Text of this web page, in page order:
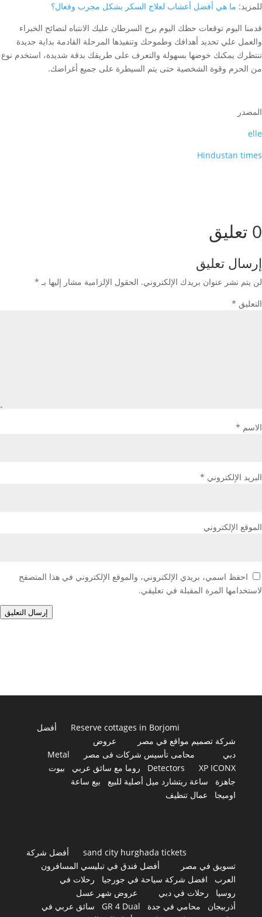
للمزيد: ما هي أفضل أعشاب لعلاج السكر بشكل مجرب وفعال؟
قدمنا اليوم توقعات حظك اليوم برج السرطان عليك الانتباه لنصائح الخبراء
والعمل علي تحديد أهدافك وطموحك وتنفيذها المرحلة القادمة بداية جديدة
تنتظرك يمكنك خوضها بسهولة والتعرف على طريقك بدقة شديدة، استخدم نوع
من الحزم وقوة الشخصية حتى يتم السيطرة على جميع أغراضك.
المصدر
elle
Hindustan times
0 تعليق
إرسال تعليق
لن يتم نشر عنوان بريدك الإلكتروني. الحقول الإلزامية مشار إليها بـ *
التعليق *
الاسم *
البريد الإلكتروني *
الموقع الإلكتروني
احفظ اسمي، بريدي الإلكتروني، والموقع الإلكتروني في هذا المتصفح
لاستخدامها المرة المقبلة في تعليقي.
إرسال التعليق
Reserve cottages in Borjomi
أفضل
شركة تصميم مواقع في مصر
عروض
دبي
محامى تأسيس شركات فى مصر
Metal
Detectors
XP ICONX روما مع سائق عربي
بيوت
جاهزة
ساعة ريتشارد ميل أصلية للبيع
بيع ساعة
اوميجا
عمال تنظيف
sand city hurghada tickets
أفضل شركة
تسويق في مصر
أفضل فندق في تبليسي المسافرون
العرب
افضل شركة سياحة في جورجيا
رحلات في
روسيا
رحلات في دبي
عروض شهر عسل
أذربيجان
محامي في جدة GR 4 Dual
سائق عربي في